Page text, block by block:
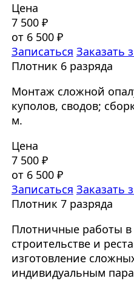
Цена
7 500 ₽
от 6 500 ₽
Записаться Заказать
Плотник 6 разряда
Монтаж сложной
куполов, сводов;
м.
Цена
7 500 ₽
от 6 500 ₽
Записаться Заказать
Плотник 7 разряда
Плотничные работы
строительстве и
изготовление
индивидуальным